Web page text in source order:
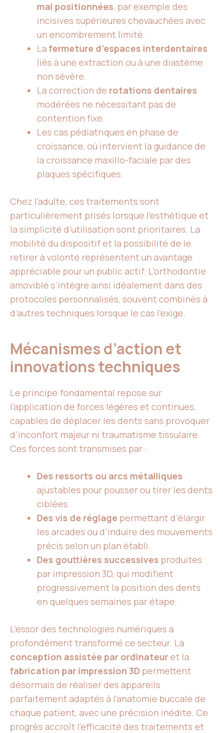
mal positionnées, par exemple des
incisives supérieures chevauchées avec
un encombrement limité.
La fermeture d’espaces interdentaires
liés à une extraction ou à une diastème
non sévère.
La correction de rotations dentaires
modérées ne nécessitant pas de
contention fixe.
Les cas pédiatriques en phase de
croissance, où intervient la guidance de
la croissance maxillo-faciale par des
plaques spécifiques.
Chez l’adulte, ces traitements sont
particulièrement prisés lorsque l’esthétique et
la simplicité d’utilisation sont prioritaires. La
mobilité du dispositif et la possibilité de le
retirer à volonté représentent un avantage
appréciable pour un public actif. L’orthodontie
amovible s’intègre ainsi idéalement dans des
protocoles personnalisés, souvent combinés à
d’autres techniques lorsque le cas l’exige.
Mécanismes d’action et
innovations techniques
Le principe fondamental repose sur
l’application de forces légères et continues,
capables de déplacer les dents sans provoquer
d’inconfort majeur ni traumatisme tissulaire.
Ces forces sont transmises par :
Des ressorts ou arcs métalliques
ajustables pour pousser ou tirer les dents
ciblées.
Des vis de réglage permettant d’élargir
les arcades ou d’induire des mouvements
précis selon un plan établi.
Des gouttières successives produites
par impression 3D, qui modifient
progressivement la position des dents
en quelques semaines par étape.
L’essor des technologies numériques a
profondément transformé ce secteur. La
conception assistée par ordinateuret la
fabrication par impression 3D permettent
désormais de réaliser des appareils
parfaitement adaptés à l’anatomie buccale de
chaque patient, avec une précision inédite. Ce
progrès accroît l’efficacité des traitements et